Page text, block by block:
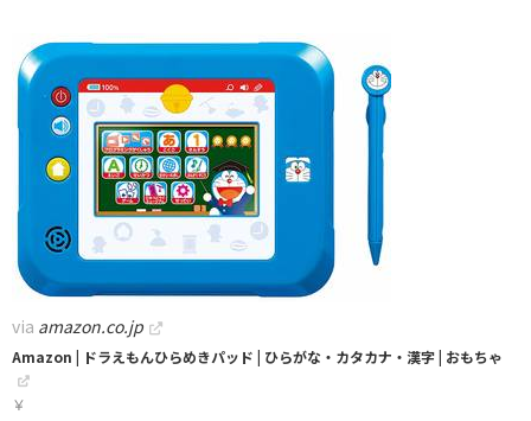
via amazon.co.jp
Amazon | ドラえもんひらめきパッド | ひらがな・カタカナ・漢字 | おもちゃ
￥